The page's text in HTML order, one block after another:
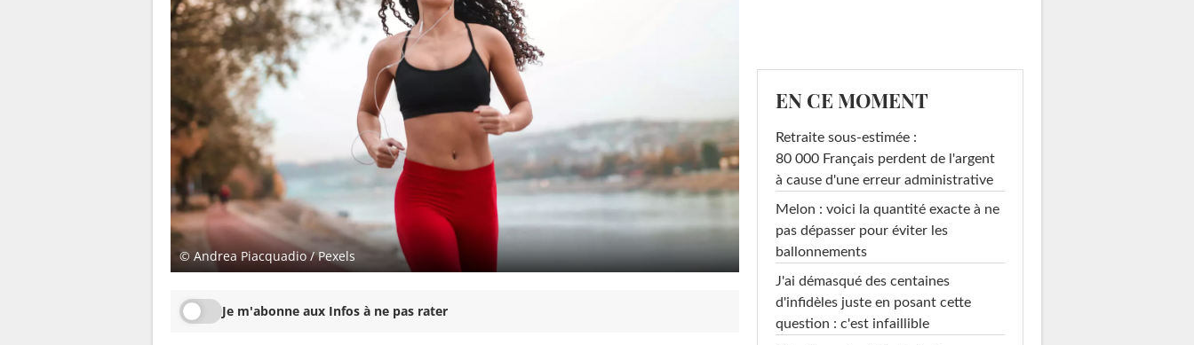
© Andrea Piacquadio / Pexels
Je m'abonne aux Infos à ne pas rater
EN CE MOMENT
Retraite sous-estimée :
80 000 Français perdent de l'argent
à cause d'une erreur administrative
Melon : voici la quantité exacte à ne
pas dépasser pour éviter les
ballonnements
J'ai démasqué des centaines
d'infidèles juste en posant cette
question : c'est infaillible